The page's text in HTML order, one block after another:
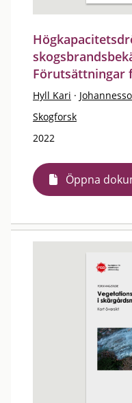
Förutsättningar
Hyll Kari ·
Skogforsk
2022
Öppna